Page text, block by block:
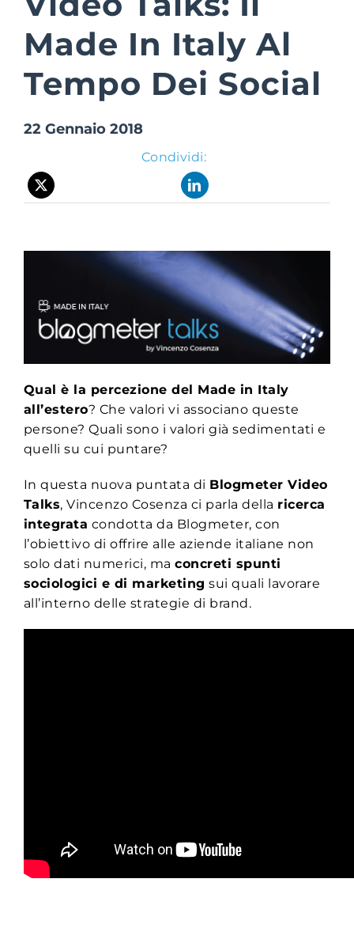
Suite Login
Made In Italy Al
Tempo Dei Social
22 Gennaio 2018
Condividi:
Qual è la percezione del Made in Italy
all’estero? Che valori vi associano queste
persone? Quali sono i valori già sedimentati e
quelli su cui puntare?
In questa nuova puntata di Blogmeter Video
Talks, Vincenzo Cosenza ci parla della ricerca
integrata condotta da Blogmeter, con
l’obiettivo di offrire alle aziende italiane non
solo dati numerici, maconcreti spunti
sociologici e di marketing sui quali lavorare
all’interno delle strategie di brand.